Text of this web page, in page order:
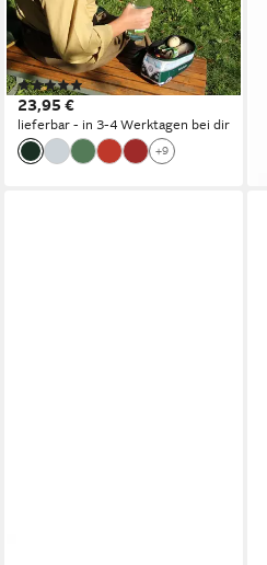
Neopren Schminktasche,
Reisebeutel, funktionale
Kosmetiktasche im T1
Polizeibus Design, 23x11x8
cm
(5)
23,95 €
lieferbar - in 3-4 Werktagen bei dir
+9